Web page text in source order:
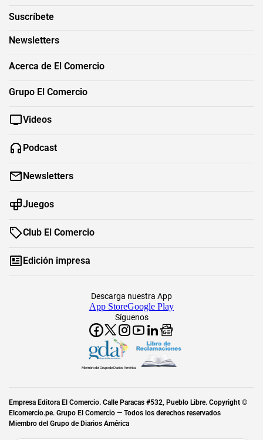
Suscríbete
Newsletters
Acerca de El Comercio
Grupo El Comercio
Videos
Podcast
Newsletters
Juegos
Club El Comercio
Edición impresa
Síguenos
Descarga nuestra App
App StoreGoogle Play
Miembro del Grupo de Diarios América
Empresa Editora El Comercio. Calle Paracas #532, Pueblo Libre. Copyright ©
Elcomercio.pe. Grupo El Comercio — Todos los derechos reservados
Miembro del Grupo de Diarios América